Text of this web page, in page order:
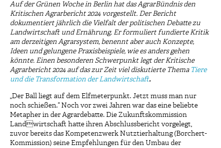
Auf der Grünen Woche in Berlin hat das AgrarBündnis den
Kritischen Agrarbericht 2024 vorgestellt. Der Bericht
dokumentiert jährlich die Vielfalt der politischen Debatte zu
Landwirtschaft und Ernährung. Er formuliert fundierte Kritik
am derzeitigen Agrarsystem, benennt aber auch Konzepte,
Ideen und gelungene Praxisbeispiele, wie es anders gehen
könnte. Einen besonderen Schwerpunkt legt der Kritische
Agrarbericht 2024 auf das zur Zeit viel diskutierte ThemaTiere
und die Transformation der Landwirtschaft.
„Der Ball liegt auf dem Elfmeterpunkt. Jetzt muss man nur
noch schießen.“ Noch vor zwei Jahren war das eine beliebte
Metapher in der Agrardebatte. Die Zukunftskommission
Landwirtschaft hatte ihren Abschlussbericht vorgelegt,
zuvor bereits das Kompetenzwerk Nutztierhaltung (Borchert-
Kommission) seine Empfehlungen für den Umbau der